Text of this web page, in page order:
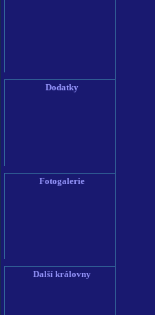
Dodatky
Fotogalerie
Další královny